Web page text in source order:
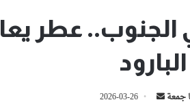
عطر
البارود
جمعة
أرسل 2026-03-26